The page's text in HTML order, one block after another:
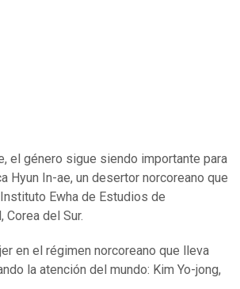
el género sigue siendo importante para
Hyun In-ae, un desertor norcoreano que
Ewha de Estudios de
Corea del Sur.
en el régimen norcoreano que lleva
la atención del mundo: Kim Yo-jong,